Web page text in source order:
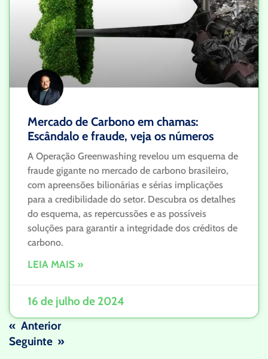
Mercado de Carbono em chamas:
Escândalo e fraude, veja os números
A Operação Greenwashing revelou um esquema de
fraude gigante no mercado de carbono brasileiro,
com apreensões bilionárias e sérias implicações
para a credibilidade do setor. Descubra os detalhes
do esquema, as repercussões e as possíveis
soluções para garantir a integridade dos créditos de
carbono.
LEIA MAIS »
16 de julho de 2024
« Anterior
Seguinte »